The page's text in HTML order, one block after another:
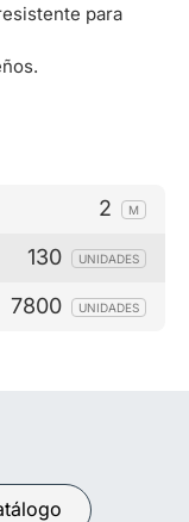
para
2 M
130 UNIDADES
7800 UNIDADES